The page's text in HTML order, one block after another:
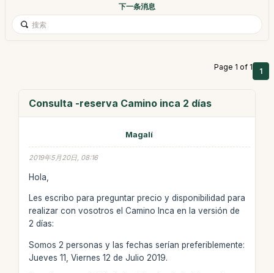
下一条消息
Page 1 of 1 1
Consulta -reserva Camino inca 2 días
Magalí
2019年5月20日, 08:16
Hola,
Les escribo para preguntar precio y disponibilidad para
realizar con vosotros el Camino Inca en la versión de
2 días:
Somos 2 personas y las fechas serían preferiblemente:
Jueves 11, Viernes 12 de Julio 2019.